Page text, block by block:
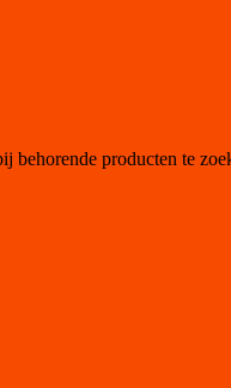
behorende producten te